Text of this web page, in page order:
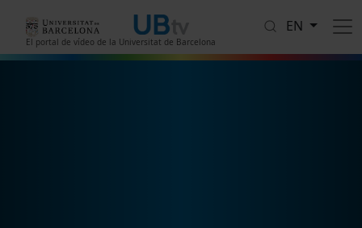
El portal de vídeo de la Universitat de Barcelona
EN